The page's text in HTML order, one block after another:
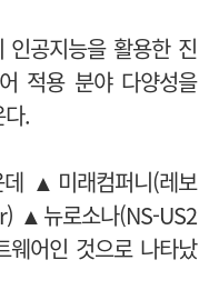
인공지능을 활용한 진
적용 분야 다양성을
.
▲ 미래컴퍼니(레보
▲ 뉴로소나(NS-US2
어인 것으로 나타났